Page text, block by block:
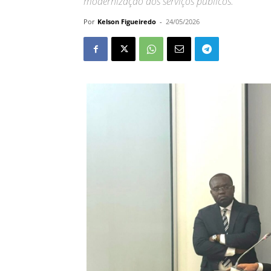
Por Kelson Figueiredo - 24/05/2026